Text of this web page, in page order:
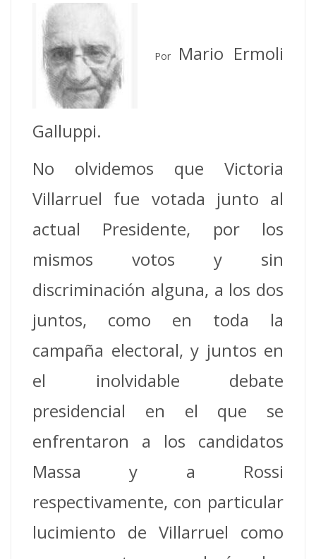
Por Mario Ermoli
Galluppi.
No olvidemos que Victoria
Villarruel fue votada junto al
actual Presidente, por los
mismos votos y sin
discriminación alguna, a los dos
juntos, como en toda la
campaña electoral, y juntos en
el inolvidable debate
presidencial en el que se
enfrentaron a los candidatos
Massa y a Rossi
respectivamente, con particular
lucimiento de Villarruel como